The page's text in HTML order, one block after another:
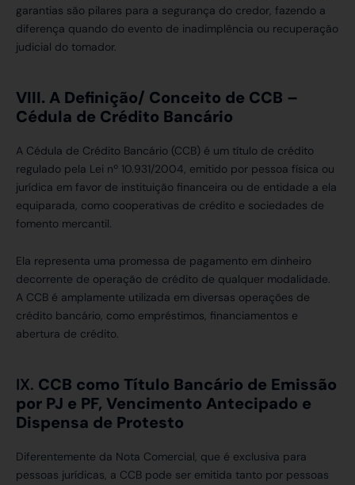
garantias são pilares para a segurança do credor, fazendo a
diferença quando do evento de inadimplência ou recuperação
judicial do tomador.
VIII. A Definição/ Conceito de CCB –
Cédula de Crédito Bancário
A Cédula de Crédito Bancário (CCB) é um título de crédito
regulado pela Lei nº 10.931/2004, emitido por pessoa física ou
jurídica em favor de instituição financeira ou de entidade a ela
equiparada, como cooperativas de crédito e sociedades de
fomento mercantil.
Ela representa uma promessa de pagamento em dinheiro
decorrente de operação de crédito de qualquer modalidade.
A CCB é amplamente utilizada em diversas operações de
crédito bancário, como empréstimos, financiamentos e
abertura de crédito.
IX. CCB como Título Bancário de Emissão
por PJ e PF, Vencimento Antecipado e
Dispensa de Protesto
Diferentemente da Nota Comercial, que é exclusiva para
pessoas jurídicas, a CCB pode ser emitida tanto por pessoas